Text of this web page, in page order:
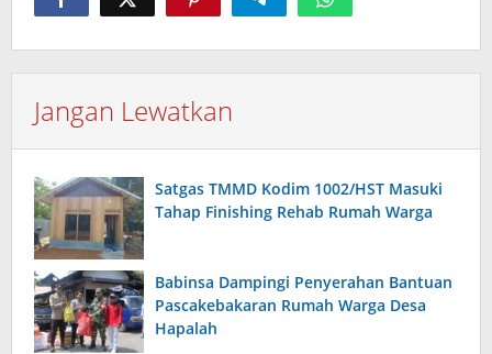
Jangan Lewatkan
Satgas TMMD Kodim 1002/HST Masuki
Tahap Finishing Rehab Rumah Warga
Babinsa Dampingi Penyerahan Bantuan
Pascakebakaran Rumah Warga Desa
Hapalah